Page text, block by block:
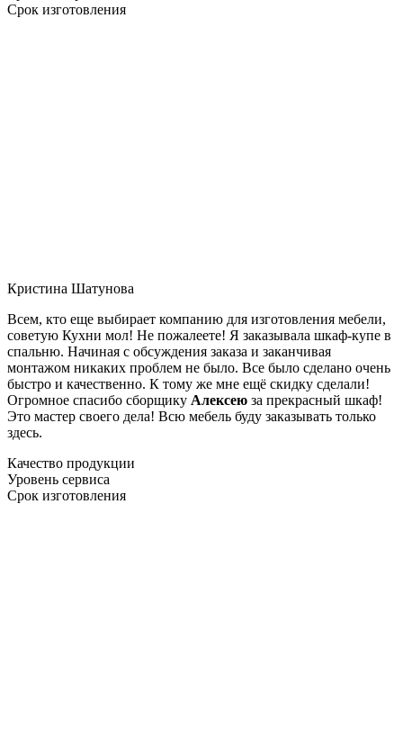
Срок изготовления
Кристина Шатунова
Всем, кто еще выбирает компанию для изготовления мебели,
советую Кухни мол! Не пожалеете! Я заказывала шкаф-купе в
спальню. Начиная с обсуждения заказа и заканчивая
монтажом никаких проблем не было. Все было сделано очень
быстро и качественно. К тому же мне ещё скидку сделали!
Огромное спасибо сборщику Алексею за прекрасный шкаф!
Это мастер своего дела! Всю мебель буду заказывать только
здесь.
Качество продукции
Уровень сервиса
Срок изготовления